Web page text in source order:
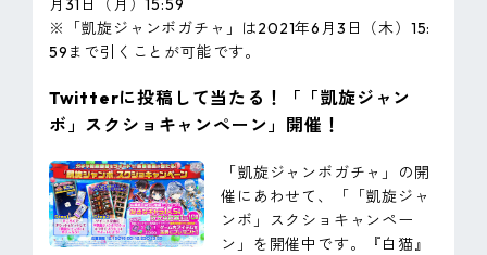
※「凱旋ジャンボガチャ」は2021年6月3日（木）15:
59まで引くことが可能です。
Twitterに投稿して当たる！「「凱旋ジャン
ボ」スクショキャンペーン」開催！
「凱旋ジャンボガチャ」の開
催にあわせて、「「凱旋ジャ
ンボ」スクショキャンペー
ン」を開催中です。『白猫』